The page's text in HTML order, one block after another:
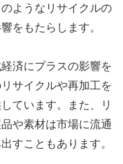
ようなリサイクルの
をもたらします。
済にプラスの影響を
サイクルや再加工を
ています。また、リ
や素材は市場に流通
すこともあります。